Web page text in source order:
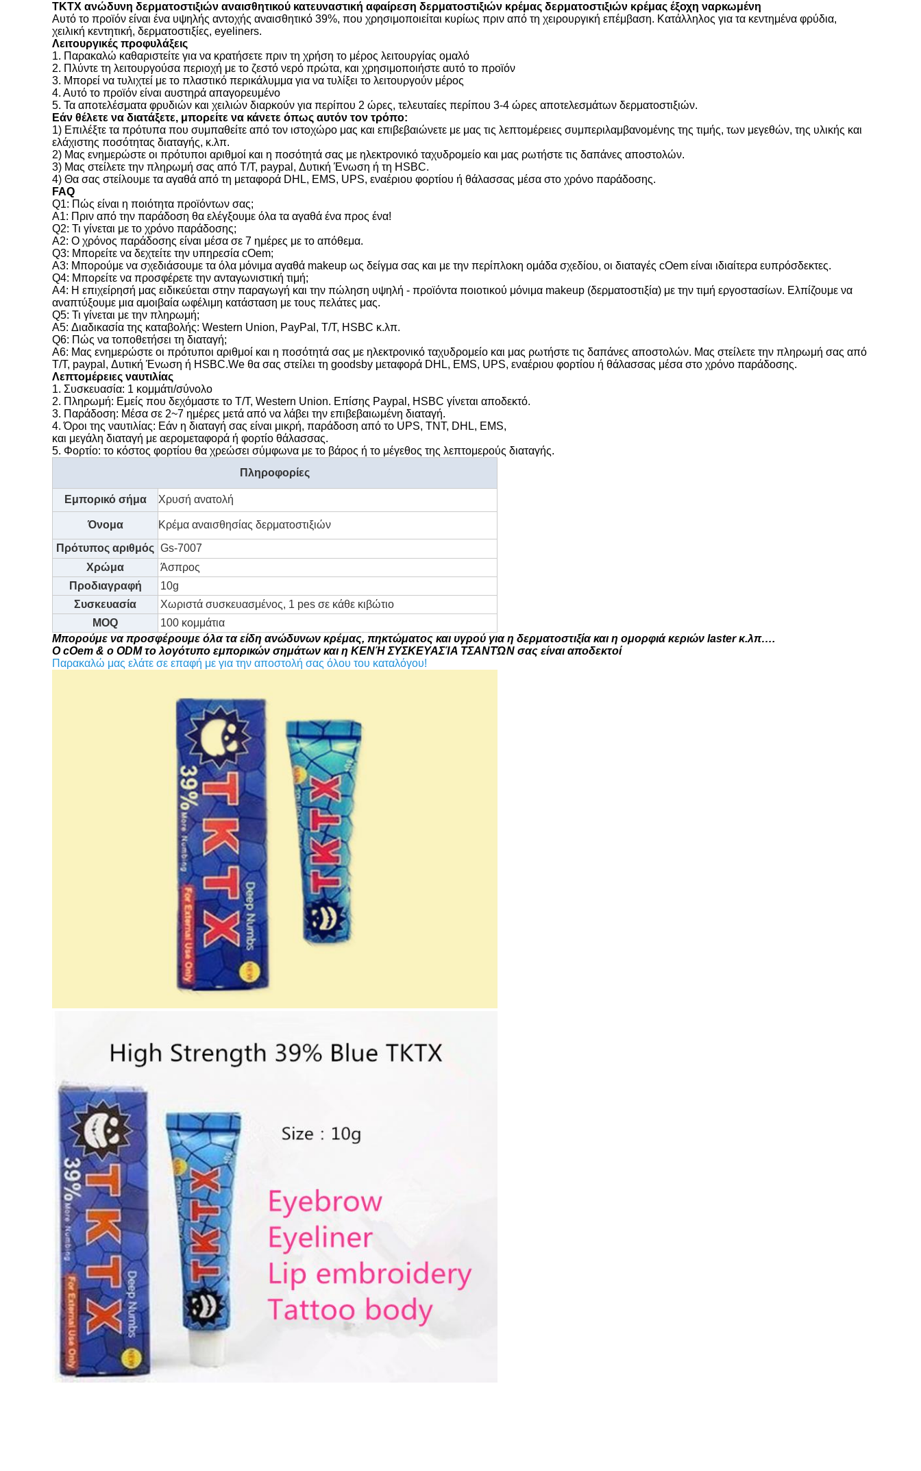
TKTX ανώδυνη δερματοστιξιών αναισθητικού κατευναστική αφαίρεση δερματοστιξιών κρέμας δερματοστιξιών κρέμας έξοχη ναρκωμένη
Αυτό το προϊόν είναι ένα υψηλής αντοχής αναισθητικό 39%, που χρησιμοποιείται κυρίως πριν από τη χειρουργική επέμβαση. Κατάλληλος για τα κεντημένα φρύδια,
χειλική κεντητική, δερματοστιξίες, eyeliners.
Λειτουργικές προφυλάξεις
1. Παρακαλώ καθαριστείτε για να κρατήσετε πριν τη χρήση το μέρος λειτουργίας ομαλό
2. Πλύντε τη λειτουργούσα περιοχή με το ζεστό νερό πρώτα, και χρησιμοποιήστε αυτό το προϊόν
3. Μπορεί να τυλιχτεί με το πλαστικό περικάλυμμα για να τυλίξει το λειτουργούν μέρος
4. Αυτό το προϊόν είναι αυστηρά απαγορευμένο
5. Τα αποτελέσματα φρυδιών και χειλιών διαρκούν για περίπου 2 ώρες, τελευταίες περίπου 3-4 ώρες αποτελεσμάτων δερματοστιξιών.
Εάν θέλετε να διατάξετε, μπορείτε να κάνετε όπως αυτόν τον τρόπο:
1) Επιλέξτε τα πρότυπα που συμπαθείτε από τον ιστοχώρο μας και επιβεβαιώνετε με μας τις λεπτομέρειες συμπεριλαμβανομένης της τιμής, των μεγεθών, της υλικής και
ελάχιστης ποσότητας διαταγής, κ.λπ.
2) Μας ενημερώστε οι πρότυποι αριθμοί και η ποσότητά σας με ηλεκτρονικό ταχυδρομείο και μας ρωτήστε τις δαπάνες αποστολών.
3) Μας στείλετε την πληρωμή σας από T/T, paypal, Δυτική Ένωση ή τη HSBC.
4) Θα σας στείλουμε τα αγαθά από τη μεταφορά DHL, EMS, UPS, εναέριου φορτίου ή θάλασσας μέσα στο χρόνο παράδοσης.
FAQ
Q1: Πώς είναι η ποιότητα προϊόντων σας;
Α1: Πριν από την παράδοση θα ελέγξουμε όλα τα αγαθά ένα προς ένα!
Q2: Τι γίνεται με το χρόνο παράδοσης;
A2: Ο χρόνος παράδοσης είναι μέσα σε 7 ημέρες με το απόθεμα.
Q3: Μπορείτε να δεχτείτε την υπηρεσία cOem;
A3: Μπορούμε να σχεδιάσουμε τα όλα μόνιμα αγαθά makeup ως δείγμα σας και με την περίπλοκη ομάδα σχεδίου, οι διαταγές cOem είναι ιδιαίτερα ευπρόσδεκτες.
Q4: Μπορείτε να προσφέρετε την ανταγωνιστική τιμή;
A4: Η επιχείρησή μας ειδικεύεται στην παραγωγή και την πώληση υψηλή - προϊόντα ποιοτικού μόνιμα makeup (δερματοστιξία) με την τιμή εργοστασίων. Ελπίζουμε να
αναπτύξουμε μια αμοιβαία ωφέλιμη κατάσταση με τους πελάτες μας.
Q5: Τι γίνεται με την πληρωμή;
A5: Διαδικασία της καταβολής: Western Union, PayPal, T/T, HSBC κ.λπ.
Q6: Πώς να τοποθετήσει τη διαταγή;
A6: Μας ενημερώστε οι πρότυποι αριθμοί και η ποσότητά σας με ηλεκτρονικό ταχυδρομείο και μας ρωτήστε τις δαπάνες αποστολών. Μας στείλετε την πληρωμή σας από
T/T, paypal, Δυτική Ένωση ή HSBC.We θα σας στείλει τη goodsby μεταφορά DHL, EMS, UPS, εναέριου φορτίου ή θάλασσας μέσα στο χρόνο παράδοσης.
Λεπτομέρειες ναυτιλίας
1. Συσκευασία: 1 κομμάτι/σύνολο
2. Πληρωμή: Εμείς που δεχόμαστε το T/T, Western Union. Επίσης Paypal, HSBC γίνεται αποδεκτό.
3. Παράδοση: Μέσα σε 2~7 ημέρες μετά από να λάβει την επιβεβαιωμένη διαταγή.
4.Όροι της ναυτιλίας: Εάν η διαταγή σας είναι μικρή, παράδοση από το UPS, TNT, DHL, EMS,
και μεγάλη διαταγή με αερομεταφορά ή φορτίο θάλασσας.
5. Φορτίο: το κόστος φορτίου θα χρεώσει σύμφωνα με το βάρος ή το μέγεθος της λεπτομερούς διαταγής.
Πληροφορίες
Εμπορικό σήμα Χρυσή ανατολή
Όνομα
Κρέμα αναισθησίας δερματοστιξιών
Πρότυπος αριθμός Gs-7007
Χρώμα
Άσπρος
Προδιαγραφή
10g
Συσκευασία
Χωριστά συσκευασμένος, 1 pes σε κάθε κιβώτιο
MOQ
100 κομμάτια
Μπορούμε να προσφέρουμε όλα τα είδη ανώδυνων κρέμας, πηκτώματος και υγρού για η δερματοστιξία και η ομορφιά κεριών laster κ.λπ….
Ο cOem & ο ODM το λογότυπο εμπορικών σημάτων και η ΚΕΝΉ ΣΥΣΚΕΥΑΣΊΑ ΤΣΑΝΤΏΝ σας είναι αποδεκτοί
Παρακαλώ μας ελάτε σε επαφή με για την αποστολή σας όλου του καταλόγου!